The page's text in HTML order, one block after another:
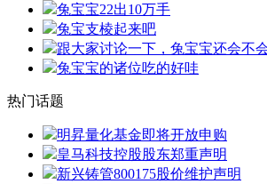
兔宝宝22出10万手
兔宝支棱起来吧
跟大家讨论一下，兔宝宝还会不
兔宝宝的诸位吃的好哇
热门话题
明昇量化基金即将开放申购
皇马科技控股股东郑重声明
新兴铸管800175股价维护声明